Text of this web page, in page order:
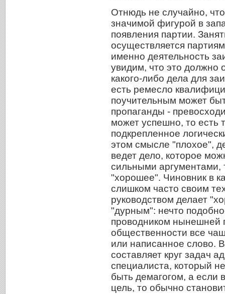
Отнюдь не случайно,
значимой фигурой в
появления партии.
осуществляется
именно деятельность
увидим, что это должно
какого-либо дела для
есть ремесло
поучительным может
пропаганды -
может успешно, то есть
подкрепленное
этом смысле "плохое",
ведет дело, которое
сильными аргументами,
"хорошее". Чиновник в
слишком часто своим
руководством делает
"дурным": нечто
проводником нынешней
общественности все
или написанное слово.
составляет круг задач
специалиста, который
быть демагогом, а если
цель, то обычно